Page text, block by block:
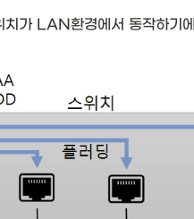
가 LAN환경에서 동작하기